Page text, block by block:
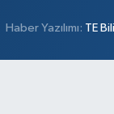
Haber Yazılımı: TE